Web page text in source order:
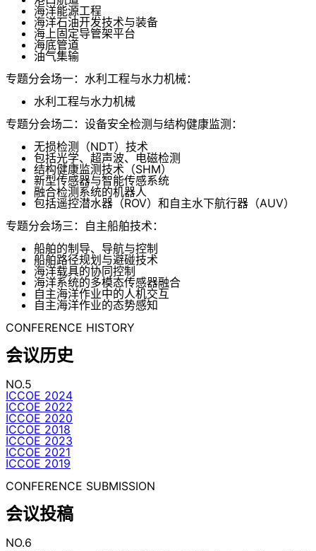
海洋能源工程
海洋石油开发技术与装备
海上固定导管架平台
海底管道
油气集输
专题分会场一：水利工程与水力机械：
水利工程与水力机械
专题分会场二：设备安全检测与结构健康监测：
无损检测（NDT）技术
包括光学、超声波、电磁检测
结构健康监测技术（SHM）
新型传感器与智能传感系统
融合检测系统的机器人
包括遥控潜水器（ROV）和自主水下航行器（AUV）
专题分会场三：自主船舶技术：
船舶的制导、导航与控制
船舶路径规划与避碰技术
海洋载具的协同控制
海洋系统的多模态传感器融合
自主海洋作业中的人机交互
自主海洋作业的态势感知
CONFERENCE HISTORY
会议历史
NO.5
ICCOE 2024
ICCOE 2022
ICCOE 2020
ICCOE 2018
ICCOE 2023
ICCOE 2021
ICCOE 2019
CONFERENCE SUBMISSION
会议投稿
NO.6